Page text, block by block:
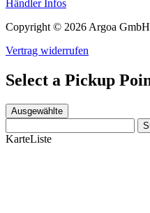
Händler Infos
Copyright © 2026 Argoa
Vertrag widerrufen
Select a Pickup
Ausgewählte
KarteListe